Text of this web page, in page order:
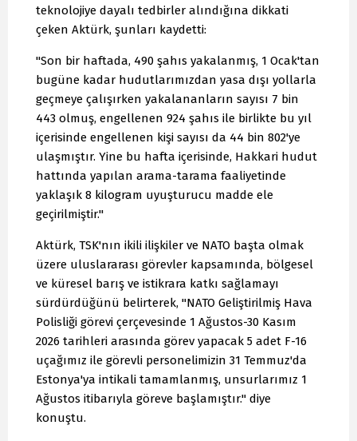
teknolojiye dayalı tedbirler alındığına dikkati
çeken Aktürk, şunları kaydetti:
"Son bir haftada, 490 şahıs yakalanmış, 1 Ocak'tan
bugüne kadar hudutlarımızdan yasa dışı yollarla
geçmeye çalışırken yakalananların sayısı 7 bin
443 olmuş, engellenen 924 şahıs ile birlikte bu yıl
içerisinde engellenen kişi sayısı da 44 bin 802'ye
ulaşmıştır. Yine bu hafta içerisinde, Hakkari hudut
hattında yapılan arama-tarama faaliyetinde
yaklaşık 8 kilogram uyuşturucu madde ele
geçirilmiştir."
Aktürk, TSK'nın ikili ilişkiler ve NATO başta olmak
üzere uluslararası görevler kapsamında, bölgesel
ve küresel barış ve istikrara katkı sağlamayı
sürdürdüğünü belirterek, "NATO Geliştirilmiş Hava
Polisliği görevi çerçevesinde 1 Ağustos-30 Kasım
2026 tarihleri arasında görev yapacak 5 adet F-16
uçağımız ile görevli personelimizin 31 Temmuz'da
Estonya'ya intikali tamamlanmış, unsurlarımız 1
Ağustos itibarıyla göreve başlamıştır." diye
konuştu.